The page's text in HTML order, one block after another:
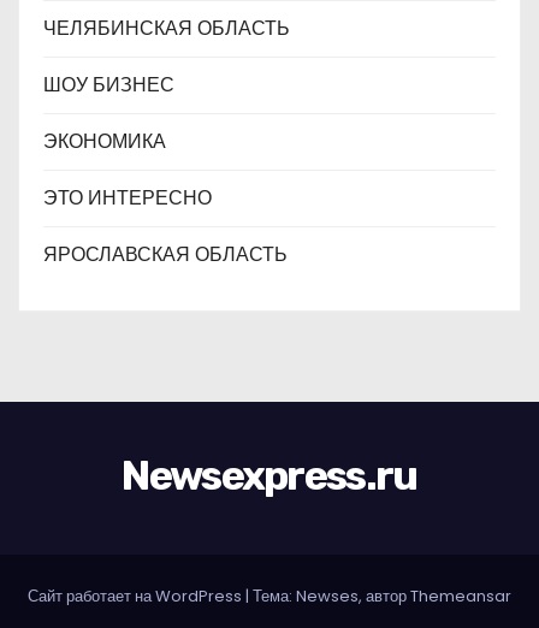
ЧЕЛЯБИНСКАЯ ОБЛАСТЬ
ШОУ БИЗНЕС
ЭКОНОМИКА
ЭТО ИНТЕРЕСНО
ЯРОСЛАВСКАЯ ОБЛАСТЬ
Newsexpress.ru
Сайт работает на WordPress | Тема: Newses, авторThemeansar